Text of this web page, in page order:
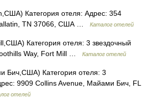
Категория отеля: Адрес: 354
TN 37066, США …
Каталог отелей
Категория отеля: 3 звездочный
Way, Fort Mill …
Каталог отелей
Бич,США) Категория отеля: 3
9909 Collins Avenue, Майами Бич, FL
отелей